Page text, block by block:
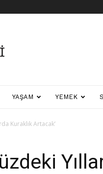
YAŞAM YEMEK
Kuraklık Artacak’